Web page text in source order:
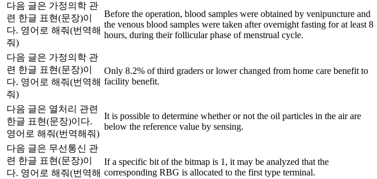
다음 글은 가정의학 관
련 한글 표현(문장)이
다. 영어로 해줘(번역해
줘)
Before the operation, blood samples were obtained by venipuncture and
the venous blood samples were taken after overnight fasting for at least 8
hours, during their follicular phase of menstrual cycle.
다음 글은 가정의학 관
련 한글 표현(문장)이
다. 영어로 해줘(번역해
줘)
Only 8.2% of third graders or lower changed from home care benefit to
facility benefit.
다음 글은 열처리 관련
한글 표현(문장)이다.
영어로 해줘(번역해줘)
It is possible to determine whether or not the oil particles in the air are
below the reference value by sensing.
다음 글은 무선통신 관
련 한글 표현(문장)이
다. 영어로 해줘(번역해
If a specific bit of the bitmap is 1, it may be analyzed that the
corresponding RBG is allocated to the first type terminal.